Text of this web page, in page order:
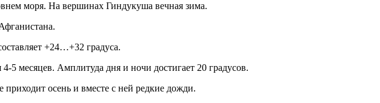
моря. На вершинах Гиндукуша вечная зима.
+24…+32 градуса.
месяцев. Амплитуда дня и ночи достигает 20 градусов.
приходит осень и вместе с ней редкие дожди.